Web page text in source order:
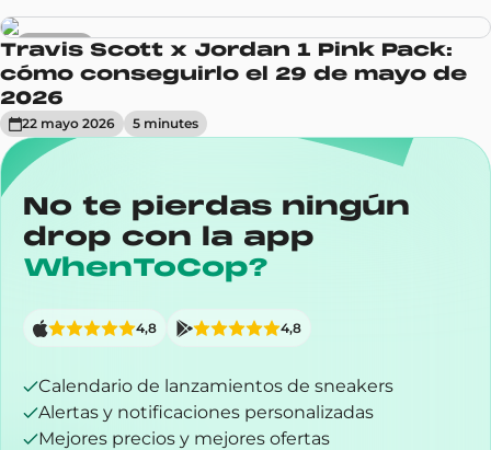
Sneakers
Travis Scott x Jordan 1 Pink Pack:
cómo conseguirlo el 29 de mayo de
2026
22 mayo 2026 5 minutes
No te pierdas ningún
drop con la app
WhenToCop?
Calendario de lanzamientos de sneakers
Alertas y notificaciones personalizadas
Mejores precios y mejores ofertas
4,8 4,8